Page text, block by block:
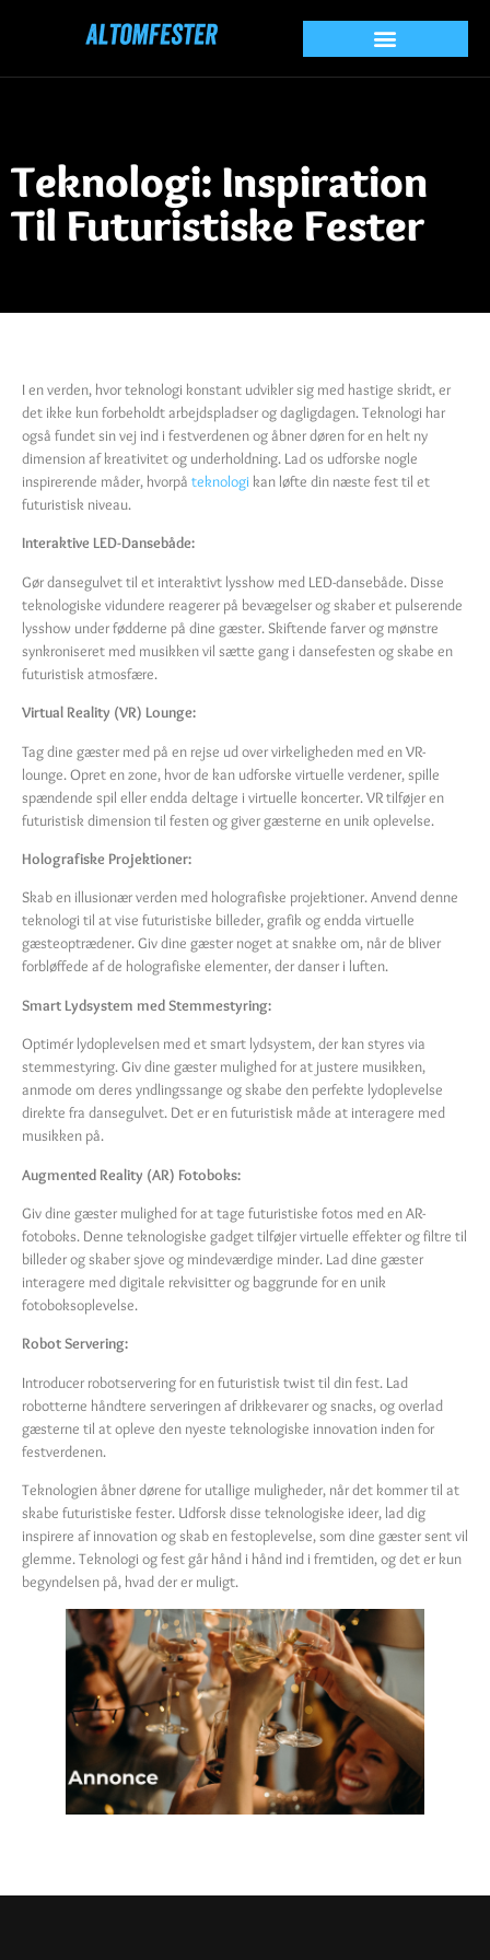
Teknologi: Inspiration
Til Futuristiske Fester
I en verden, hvor teknologi konstant udvikler sig med hastige skridt, er
det ikke kun forbeholdt arbejdspladser og dagligdagen. Teknologi har
også fundet sin vej ind i festverdenen og åbner døren for en helt ny
dimension af kreativitet og underholdning. Lad os udforske nogle
inspirerende måder, hvorpå teknologi kan løfte din næste fest til et
futuristisk niveau.
Interaktive LED-Dansebåde:
Gør dansegulvet til et interaktivt lysshow med LED-dansebåde. Disse
teknologiske vidundere reagerer på bevægelser og skaber et pulserende
lysshow under fødderne på dine gæster. Skiftende farver og mønstre
synkroniseret med musikken vil sætte gang i dansefesten og skabe en
futuristisk atmosfære.
Virtual Reality (VR) Lounge:
Tag dine gæster med på en rejse ud over virkeligheden med en VR-
lounge. Opret en zone, hvor de kan udforske virtuelle verdener, spille
spændende spil eller endda deltage i virtuelle koncerter. VR tilføjer en
futuristisk dimension til festen og giver gæsterne en unik oplevelse.
Holografiske Projektioner:
Skab en illusionær verden med holografiske projektioner. Anvend denne
teknologi til at vise futuristiske billeder, grafik og endda virtuelle
gæsteoptrædener. Giv dine gæster noget at snakke om, når de bliver
forbløffede af de holografiske elementer, der danser i luften.
Smart Lydsystem med Stemmestyring:
Optimér lydoplevelsen med et smart lydsystem, der kan styres via
stemmestyring. Giv dine gæster mulighed for at justere musikken,
anmode om deres yndlingssange og skabe den perfekte lydoplevelse
direkte fra dansegulvet. Det er en futuristisk måde at interagere med
musikken på.
Augmented Reality (AR) Fotoboks:
Giv dine gæster mulighed for at tage futuristiske fotos med en AR-
fotoboks. Denne teknologiske gadget tilføjer virtuelle effekter og filtre til
billeder og skaber sjove og mindeværdige minder. Lad dine gæster
interagere med digitale rekvisitter og baggrunde for en unik
fotoboksoplevelse.
Robot Servering:
Introducer robotservering for en futuristisk twist til din fest. Lad
robotterne håndtere serveringen af drikkevarer og snacks, og overlad
gæsterne til at opleve den nyeste teknologiske innovation inden for
festverdenen.
Teknologien åbner dørene for utallige muligheder, når det kommer til at
skabe futuristiske fester. Udforsk disse teknologiske ideer, lad dig
inspirere af innovation og skab en festoplevelse, som dine gæster sent vil
glemme. Teknologi og fest går hånd i hånd ind i fremtiden, og det er kun
begyndelsen på, hvad der er muligt.